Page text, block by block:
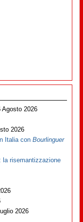
Agosto 2026
2026
Italia conBourlinguer
la risemantizzazione
2026